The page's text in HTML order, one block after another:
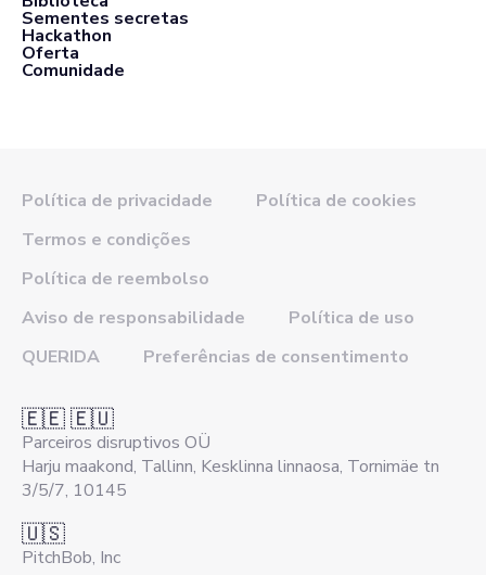
Sementes secretas
Hackathon
Oferta
Comunidade
Política de privacidade
Política de cookies
Termos e condições
Política de reembolso
Aviso de responsabilidade
Política de uso
QUERIDA
Preferências de consentimento
🇪🇪 🇪🇺
Parceiros disruptivos OÜ
Harju maakond, Tallinn, Kesklinna linnaosa, Tornimäe tn
3/5/7, 10145
🇺🇸
PitchBob, Inc